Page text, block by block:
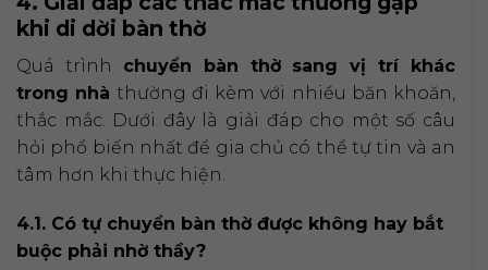
khi di dời bàn thờ
Quá trình chuyển bàn thờ sang vị trí khác
trong nhà thường đi kèm với nhiều băn khoăn,
thắc mắc. Dưới đây là giải đáp cho một số câu
hỏi phổ biến nhất để gia chủ có thể tự tin và an
tâm hơn khi thực hiện.
4.1. Có tự chuyển bàn thờ được không hay bắt
buộc phải nhờ thầy?